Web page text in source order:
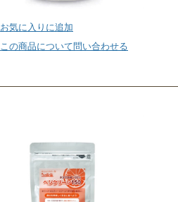
お気に入りに追加
この商品について問い合わせる